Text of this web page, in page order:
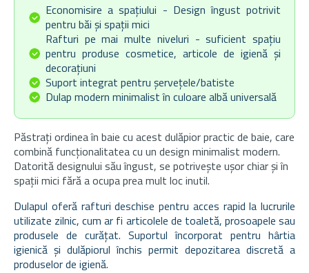
Economisire a spațiului - Design îngust potrivit
pentru băi și spații mici
Rafturi pe mai multe niveluri - suficient spațiu
pentru produse cosmetice, articole de igienă și
decorațiuni
Suport integrat pentru șervețele/batiste
Dulap modern minimalist în culoare albă universală
Păstrați ordinea în baie cu acest dulăpior practic de baie, care
combină funcționalitatea cu un design minimalist modern.
Datorită designului său îngust, se potrivește ușor chiar și în
spații mici fără a ocupa prea mult loc inutil.
Dulapul oferă rafturi deschise pentru acces rapid la lucrurile
utilizate zilnic, cum ar fi articolele de toaletă, prosoapele sau
produsele de curățat. Suportul încorporat pentru hârtia
igienică și dulăpiorul închis permit depozitarea discretă a
produselor de igienă.